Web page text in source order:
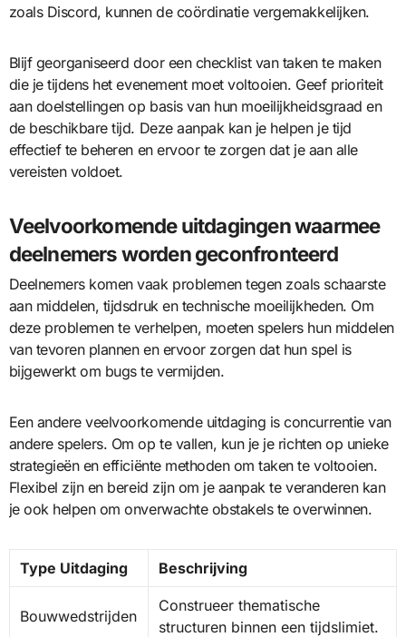
zoals Discord, kunnen de coördinatie vergemakkelijken.
Blijf georganiseerd door een checklist van taken te maken
die je tijdens het evenement moet voltooien. Geef prioriteit
aan doelstellingen op basis van hun moeilijkheidsgraad en
de beschikbare tijd. Deze aanpak kan je helpen je tijd
effectief te beheren en ervoor te zorgen dat je aan alle
vereisten voldoet.
Veelvoorkomende uitdagingen waarmee
deelnemers worden geconfronteerd
Deelnemers komen vaak problemen tegen zoals schaarste
aan middelen, tijdsdruk en technische moeilijkheden. Om
deze problemen te verhelpen, moeten spelers hun middelen
van tevoren plannen en ervoor zorgen dat hun spel is
bijgewerkt om bugs te vermijden.
Een andere veelvoorkomende uitdaging is concurrentie van
andere spelers. Om op te vallen, kun je je richten op unieke
strategieën en efficiënte methoden om taken te voltooien.
Flexibel zijn en bereid zijn om je aanpak te veranderen kan
je ook helpen om onverwachte obstakels te overwinnen.
Type Uitdaging Beschrijving
Bouwwedstrijden
Construeer thematische
structuren binnen een tijdslimiet.